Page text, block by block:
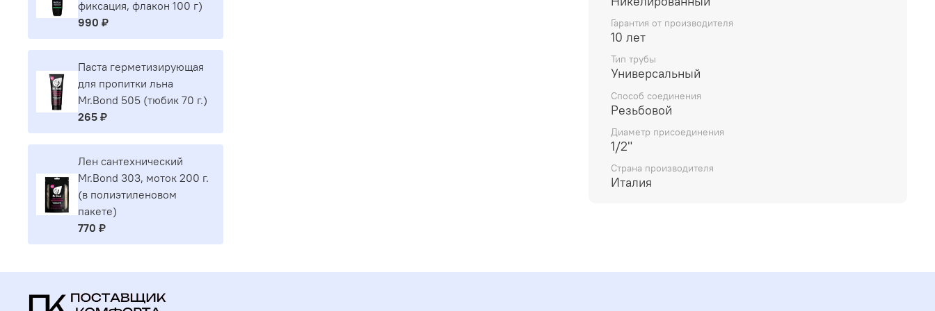
Гарантия от производителя
10 лет
Тип трубы
Универсальный
Способ соединения
Резьбовой
Диаметр присоединения
1/2"
Страна производителя
Италия
фиксация, флакон 100 г)
990 ₽
Паста герметизирующая
для пропитки льна
Mr.Bond 505 (тюбик 70 г.)
265 ₽
Лен сантехнический
Mr.Bond 303, моток 200 г.
(в полиэтиленовом
пакете)
770 ₽